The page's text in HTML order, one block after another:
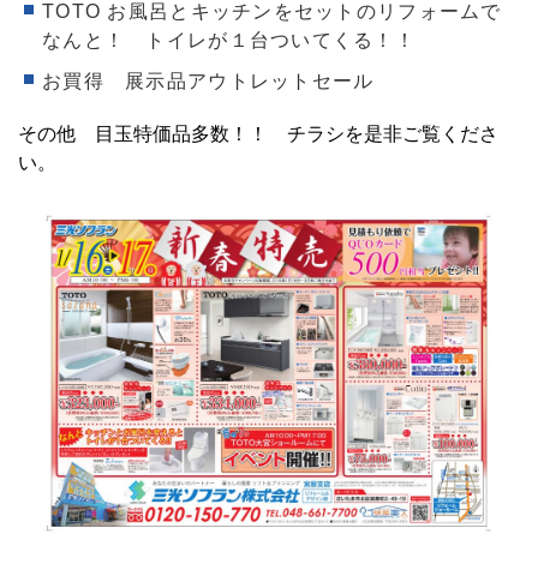
TOTO お風呂とキッチンをセットのリフォームで
なんと！ トイレが１台ついてくる！！
お買得 展示品アウトレットセール
その他 目玉特価品多数！！ チラシを是非ご覧くださ
い。